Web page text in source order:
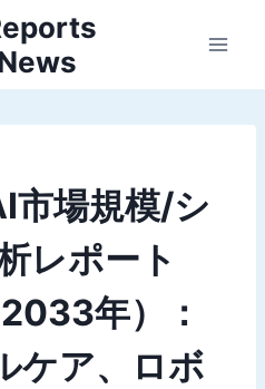
市場規模/シ
レポート
年）：
ケア、ロボ